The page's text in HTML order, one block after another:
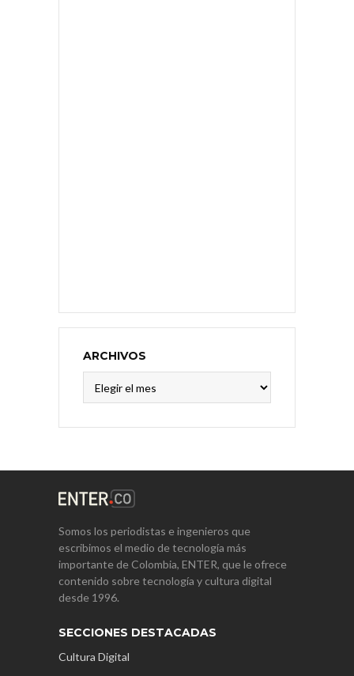
ARCHIVOS
Somos los periodistas e ingenieros que
escribimos el medio de tecnología más
importante de Colombia, ENTER, que le ofrece
contenido sobre tecnología y cultura digital
desde 1996.
SECCIONES DESTACADAS
Cultura Digital